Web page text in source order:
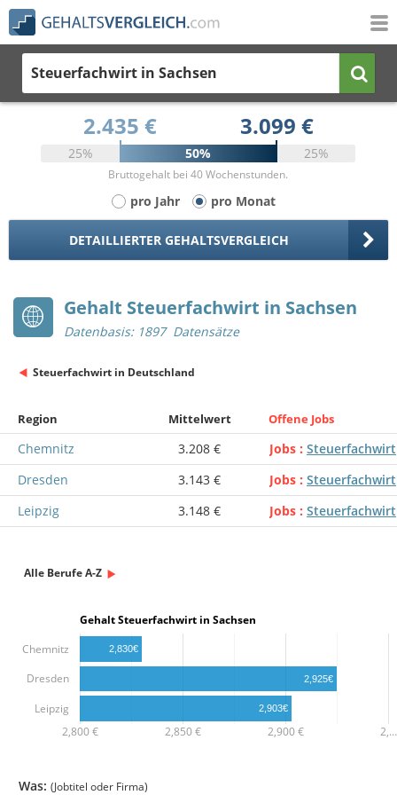
Steuerfachwirt in Sachsen
2.435 € 3.099 €
25% 50% 25%
Bruttogehalt bei 40 Wochenstunden.
pro Jahr pro Monat
DETAILLIERTER GEHALTSVERGLEICH
Gehalt Steuerfachwirt in Sachsen
Datenbasis: 1897 Datensätze
Steuerfachwirt in Deutschland
Region Mittelwert Offene Jobs
Chemnitz 3.208 € Jobs
Steuerfachwirt
Dresden
3.143 € Jobs
Steuerfachwirt
Leipzig
3.148 € Jobs Steuerfachwirt
Alle Berufe A-Z
Gehalt Steuerfachwirt in Sachsen
2,800 € 2,850 € 2,900 € 2,…
Chemnitz
Dresden
Leipzig
2,830€
2,925€
2,903€
Was: (Jobtitel oder Firma)